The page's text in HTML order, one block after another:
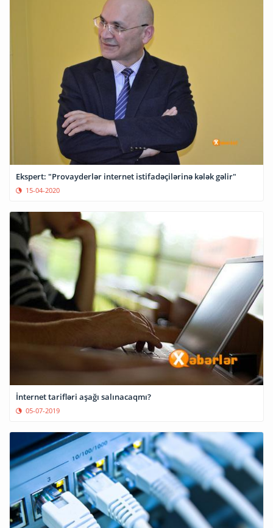
Ekspert: "Provayderlər internet istifadəçilərinə kələk gəlir"
15-04-2020
İnternet tarifləri aşağı salınacaqmı?
05-07-2019